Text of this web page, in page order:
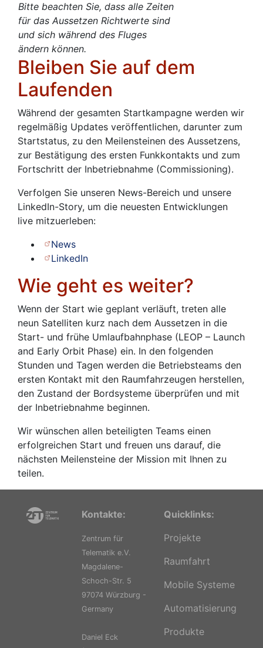
Bitte beachten Sie, dass alle Zeiten
für das Aussetzen Richtwerte sind
und sich während des Fluges
ändern können.
Bleiben Sie auf dem
Laufenden
Während der gesamten Startkampagne werden wir
regelmäßig Updates veröffentlichen, darunter zum
Startstatus, zu den Meilensteinen des Aussetzens,
zur Bestätigung des ersten Funkkontakts und zum
Fortschritt der Inbetriebnahme (Commissioning).
Verfolgen Sie unseren News-Bereich und unsere
LinkedIn-Story, um die neuesten Entwicklungen
live mitzuerleben:
News
LinkedIn
Wie geht es weiter?
Wenn der Start wie geplant verläuft, treten alle
neun Satelliten kurz nach dem Aussetzen in die
Start- und frühe Umlaufbahnphase (LEOP – Launch
and Early Orbit Phase) ein. In den folgenden
Stunden und Tagen werden die Betriebsteams den
ersten Kontakt mit den Raumfahrzeugen herstellen,
den Zustand der Bordsysteme überprüfen und mit
der Inbetriebnahme beginnen.
Wir wünschen allen beteiligten Teams einen
erfolgreichen Start und freuen uns darauf, die
nächsten Meilensteine der Mission mit Ihnen zu
teilen.
Kontakte:
Zentrum für
Telematik e.V.
Magdalene-
Schoch-Str. 5
97074 Würzburg -
Germany
Daniel Eck
Quicklinks:
Projekte
Raumfahrt
Mobile Systeme
Automatisierung
Produkte